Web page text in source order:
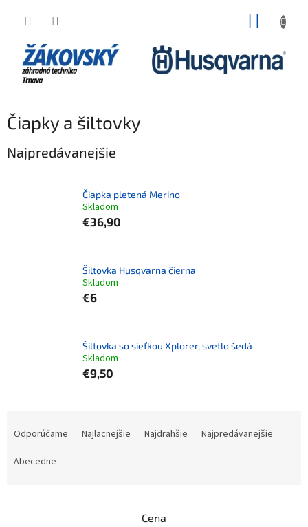
Čiapky a šiltovky
Najpredávanejšie
Čiapka pletená Merino
Skladom
€36,90
Šiltovka Husqvarna čierna
Skladom
€6
Šiltovka so sieťkou Xplorer, svetlo šedá
Skladom
€9,50
Odporúčame Najlacnejšie Najdrahšie
Najpredávanejšie
Abecedne
Cena